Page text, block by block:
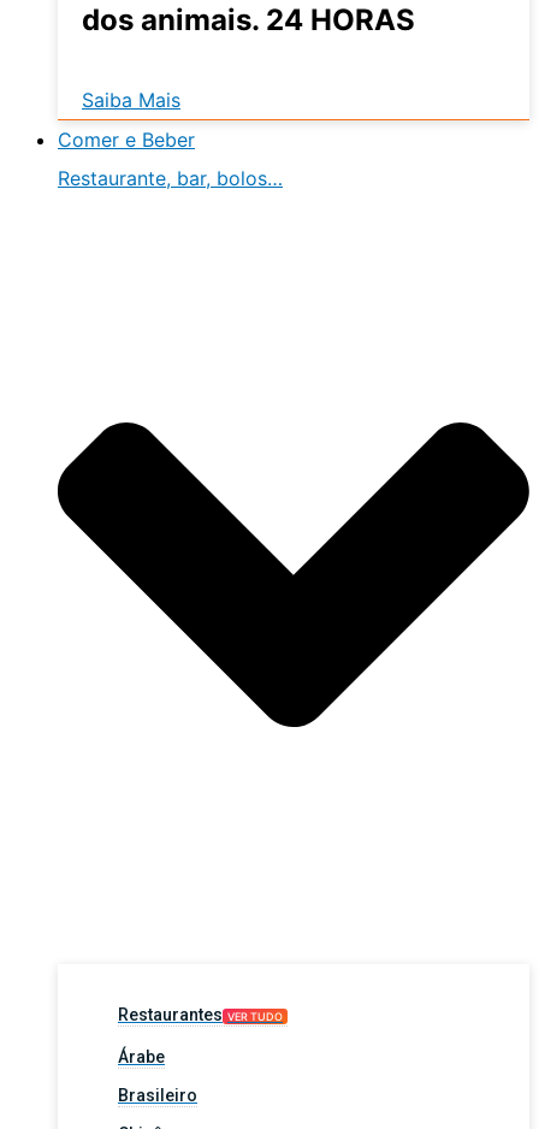
dos animais. 24 HORAS
Saiba Mais
Comer e Beber
Restaurante, bar, bolos…
Restaurantes VER TUDO
Árabe
Brasileiro